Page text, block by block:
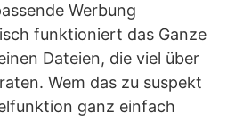
Werbung
funktioniert das Ganze
Dateien, die viel über
Wem das zu suspekt
ganz einfach